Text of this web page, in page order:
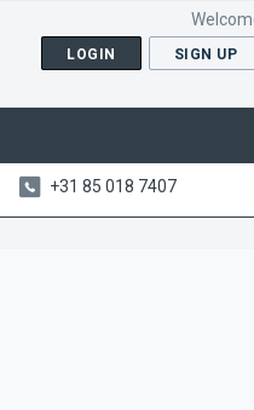
LOGIN SIGN UP
+31 85 018 7407